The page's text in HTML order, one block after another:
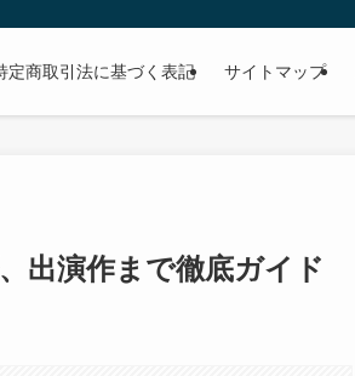
定商取引法に基づく表記 サイトマップ
出演作まで徹底ガイド